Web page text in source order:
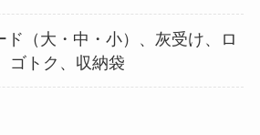
ド（大・中・小）、灰受け、ロ
ゴトク、収納袋